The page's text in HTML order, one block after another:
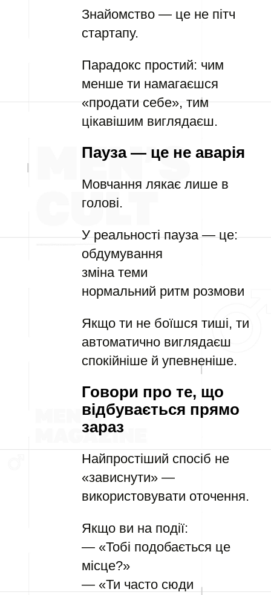
Знайомство — це не пітч
стартапу.
Парадокс простий: чим
менше ти намагаєшся
«продати себе», тим
цікавішим виглядаєш.
Пауза — це не аварія
Мовчання лякає лише в
голові.
У реальності пауза — це:
обдумування
зміна теми
нормальний ритм розмови
Якщо ти не боїшся тиші, ти
автоматично виглядаєш
спокійніше й упевненіше.
Говори про те, що
відбувається прямо
зараз
Найпростіший спосіб не
«зависнути» —
використовувати оточення.
Якщо ви на події:
— «Тобі подобається це
місце?»
— «Ти часто сюди